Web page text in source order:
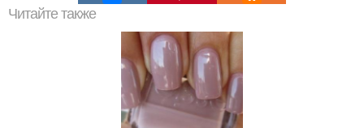
Читайте также